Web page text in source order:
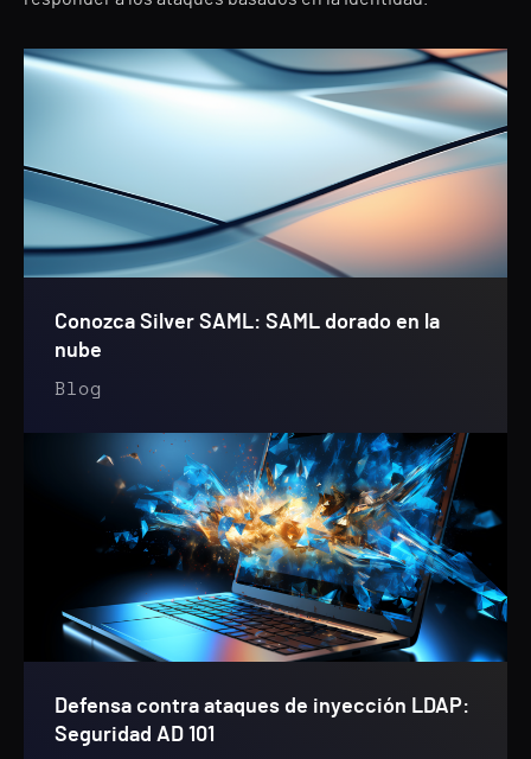
Conozca Silver SAML: SAML dorado en la
nube
Blog
Defensa contra ataques de inyección LDAP:
Seguridad AD 101